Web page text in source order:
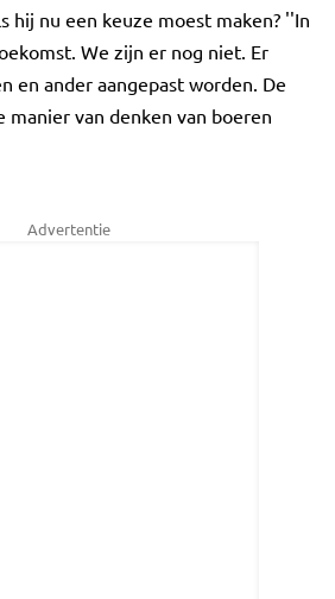
hij nu een keuze moest maken? ''In
We zijn er nog niet. Er
en ander aangepast worden. De
manier van denken van boeren
Advertentie